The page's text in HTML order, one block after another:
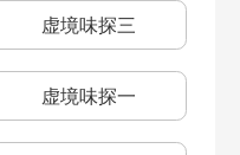
怎么快速升级
好用配方推荐
虚境味探三
虚境味探一